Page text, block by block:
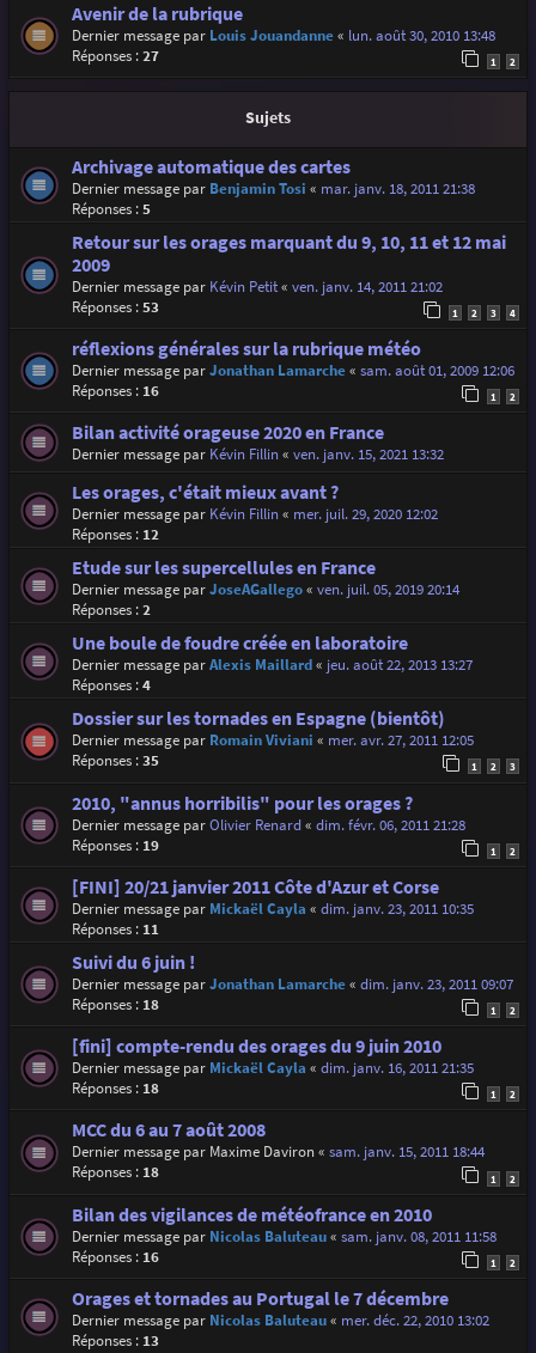
Avenir de la rubrique
Dernier message par Louis Jouandanne« lun. août 30, 2010 13:48
Réponses :27 1 2
Sujets
Archivage automatique des cartes
Dernier message par Benjamin Tosi « mar. janv. 18, 2011 21:38
Réponses :5
Retour sur les orages marquant du 9, 10, 11 et 12 mai
2009
Dernier message par Kévin Petit« ven. janv. 14, 2011 21:02
Réponses :53 1 2 3 4
réflexions générales sur la rubrique météo
Dernier message parJonathan Lamarche« sam. août 01, 2009 12:06
Réponses : 16 1 2
Bilan activité orageuse 2020 en France
Dernier message par Kévin Fillin« ven. janv. 15, 2021 13:32
Les orages, c'était mieux avant ?
Dernier message par Kévin Fillin« mer. juil. 29, 2020 12:02
Réponses : 12
Etude sur les supercellules en France
Dernier message parJoseAGallego« ven. juil. 05, 2019 20:14
Réponses :2
Une boule de foudre créée en laboratoire
Dernier message parAlexis Maillard« jeu. août 22, 2013 13:27
Réponses :4
Dossier sur les tornades en Espagne (bientôt)
Dernier message par Romain Viviani « mer. avr. 27, 2011 12:05
Réponses :35 1 2 3
2010, "annus horribilis" pour les orages ?
Dernier message parOlivier Renard« dim. févr. 06, 2011 21:28
Réponses : 19 1 2
[FINI] 20/21 janvier 2011 Côte d'Azur et Corse
Dernier message par Mickaël Cayla « dim. janv. 23, 2011 10:35
Réponses : 11
Suivi du 6 juin !
Dernier message parJonathan Lamarche« dim. janv. 23, 2011 09:07
Réponses : 18 1 2
[fini] compte-rendu des orages du 9 juin 2010
Dernier message par Mickaël Cayla « dim. janv. 16, 2011 21:35
Réponses : 18 1 2
MCC du 6 au 7 août 2008
Dernier message par Maxime Daviron« sam. janv. 15, 2011 18:44
Réponses : 18 1 2
Bilan des vigilances de météofrance en 2010
Dernier message par Nicolas Baluteau« sam. janv. 08, 2011 11:58
Réponses : 16 1 2
Orages et tornades au Portugal le 7 décembre
Dernier message par Nicolas Baluteau« mer. déc. 22, 2010 13:02
Réponses : 13